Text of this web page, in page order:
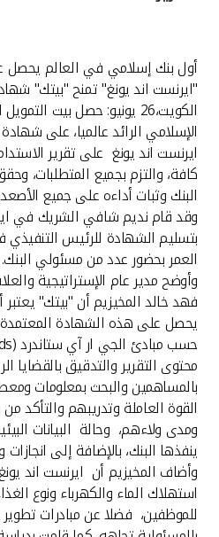
أدوات وخدمات
خدمات ما بعد البيع
اتصل بنا
مواقع الفروع وأجهزة الصرف
ألمانيا
ماليزيا
تركيا
مصر
المملكة المتحدة
أول بنك إسلامي في العالم
"ايرنست اند يونغ" تمنح "بيتك"
الكويت،26 يونيو: حصل بيت
الإسلامي الرائد عالميا، على
ايرنست اند يونغ على تقرير
كافة، والتزم بجميع المتطلبات،
البنك وثبات أداءه على جميع
وقد قام نديم شافي الشريك في
بتسليم الشهادة للرئيس
العمر بحضور عدد من مسئولي البنك.
وأوضح مدير عام الإستراتيجية
فهد خالد المخيزيم أن "بيتك"
يحصل على هذه الشهادة
محتوى التقرير والتدقيق بالقضايا
بالمساهمين والبحث بمعلومات
القوة العاملة وتدريبهم
ومدى ولاءهم، وحالة البيانات
ينفذها البنك، بالإضافة إلى
وأضاف المخيزيم أن ايرنست اند
استهلاك الماء والكهرباء ونوع
للموظفين، فضلا عن مبادرات تطوير